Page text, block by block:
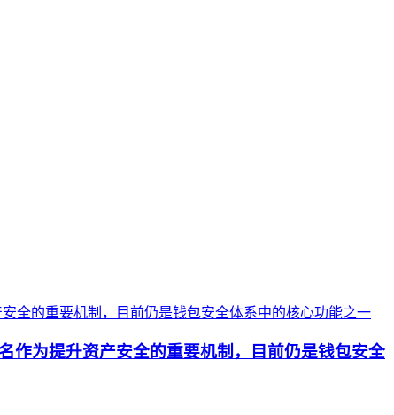
作为提升资产安全的重要机制，目前仍是钱包安全